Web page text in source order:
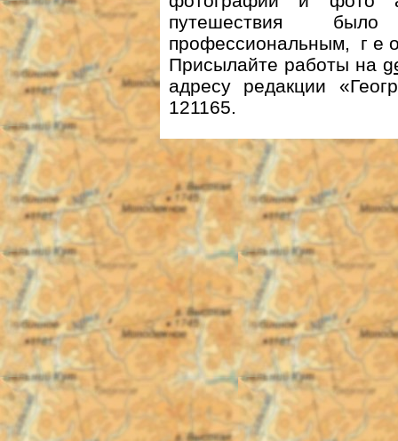
путешествия
профессиональным, г е
Присылайте работы на
адресу редакции
121165.